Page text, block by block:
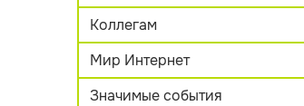
Коллегам
Мир Интернет
Значимые события